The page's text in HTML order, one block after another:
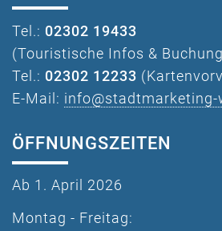
Tel.: 02302 19433
(Touristische Infos &
Tel.: 02302 12233
E-Mail: info@stadtmarketing-
ÖFFNUNGSZEITEN
Ab 1. April 2026
Montag - Freitag: